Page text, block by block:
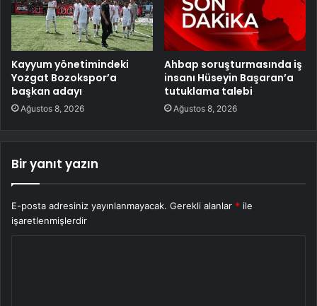
Kayyum yönetimindeki
Yozgat Bozokspor’a
başkan adayı
Ağustos 8, 2026
Ahbap soruşturmasında iş
insanı Hüseyin Başaran’a
tutuklama talebi
Ağustos 8, 2026
Bir yanıt yazın
E-posta adresiniz yayınlanmayacak. Gerekli alanlar * ile
işaretlenmişlerdir